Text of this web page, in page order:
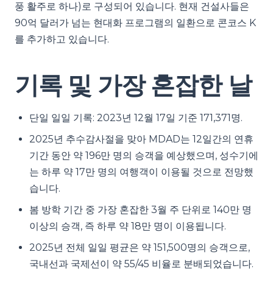
풍 활주로 하나)로 구성되어 있습니다. 현재 건설사들은
90억 달러가 넘는 현대화 프로그램의 일환으로 콘코스 K
를 추가하고 있습니다.
기록 및 가장 혼잡한 날
단일 일일 기록: 2023년 12월 17일 기준 171,371명.
2025년 추수감사절을 맞아 MDAD는 12일간의 연휴
기간 동안 약 196만 명의 승객을 예상했으며, 성수기에
는 하루 약 17만 명의 여행객이 이용될 것으로 전망했
습니다.
봄 방학 기간 중 가장 혼잡한 3월 주 단위로 140만 명
이상의 승객, 즉 하루 약 18만 명이 이용됩니다.
2025년 전체 일일 평균은 약 151,500명의 승객으로,
국내선과 국제선이 약 55/45 비율로 분배되었습니다.